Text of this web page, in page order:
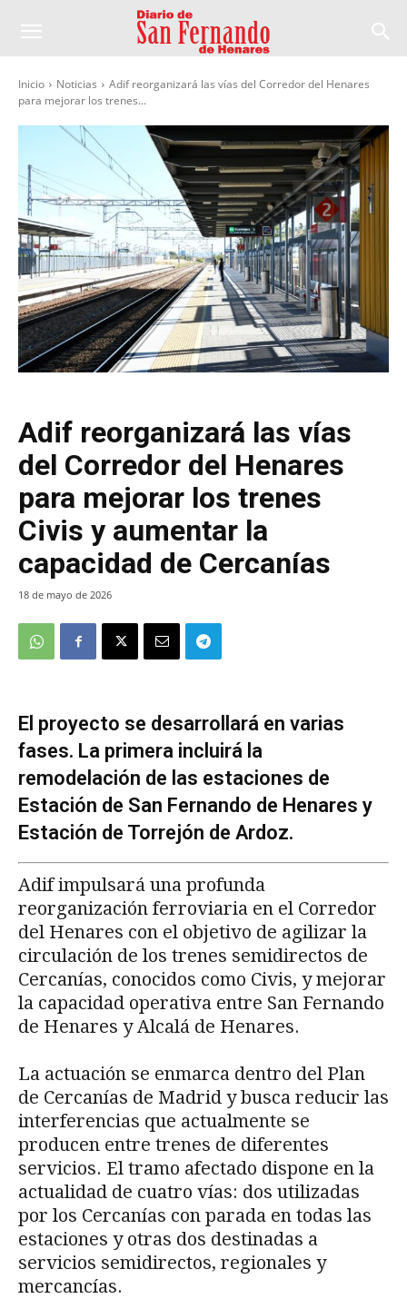
Inicio Noticias
Adif reorganizará las vías del Corredor del Henares
para mejorar los trenes...
Adif reorganizará las vías
del Corredor del Henares
para mejorar los trenes
Civis y aumentar la
capacidad de Cercanías
18 de mayo de 2026
El proyecto se desarrollará en varias
fases. La primera incluirá la
remodelación de las estaciones de
Estación de San Fernando de Henares y
Estación de Torrejón de Ardoz.
Adif impulsará una profunda
reorganización ferroviaria en el Corredor
del Henares con el objetivo de agilizar la
circulación de los trenes semidirectos de
Cercanías, conocidos como Civis, y mejorar
la capacidad operativa entre San Fernando
de Henares y Alcalá de Henares.
La actuación se enmarca dentro del Plan
de Cercanías de Madrid y busca reducir las
interferencias que actualmente se
producen entre trenes de diferentes
servicios. El tramo afectado dispone en la
actualidad de cuatro vías: dos utilizadas
por los Cercanías con parada en todas las
estaciones y otras dos destinadas a
servicios semidirectos, regionales y
mercancías.